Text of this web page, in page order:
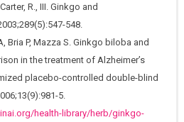
R., III. Ginkgo and
548.
Bria P, Mazza S. Ginkgo biloba and
in the treatment of Alzheimer’s
placebo-controlled double-blind
5.
health-library/herb/ginkgo-